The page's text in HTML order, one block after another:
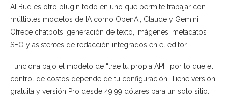
AI Bud es otro plugin todo en uno que permite trabajar con
múltiples modelos de IA como OpenAI, Claude y Gemini.
Ofrece chatbots, generación de texto, imágenes, metadatos
SEO y asistentes de redacción integrados en el editor.
Funciona bajo el modelo de “trae tu propia API”, por lo que el
control de costos depende de tu configuración. Tiene versión
gratuita y versión Pro desde 49,99 dólares para un solo sitio.